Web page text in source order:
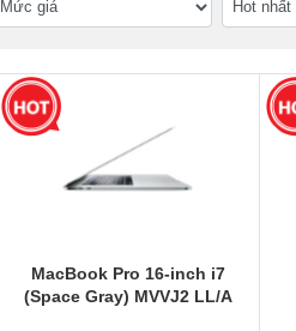
MacBook Pro 16-inch i7
(Space Gray) MVVJ2 LL/A